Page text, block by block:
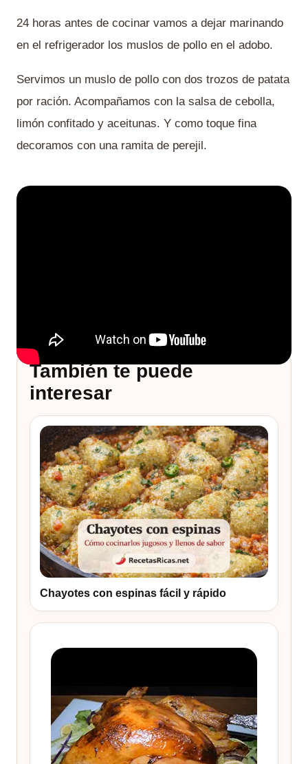
24 horas antes de cocinar vamos a dejar marinando
en el refrigerador los muslos de pollo en el adobo.
Servimos un muslo de pollo con dos trozos de patata
por ración. Acompañamos con la salsa de cebolla,
limón confitado y aceitunas. Y como toque fina
decoramos con una ramita de perejil.
También te puede
interesar
Chayotes con espinas fácil y rápido